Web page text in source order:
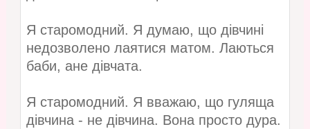
Я старомодний. Я думаю, що дівчині
недозволено лаятися матом. Лаються
баби, ане дівчата.
Я старомодний. Я вважаю, що гуляща
дівчина - не дівчина. Вона просто дура.